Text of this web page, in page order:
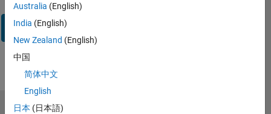
Iniciar
Australia (English)
India (English)
New Zealand (English)
中国
简体中文
English
日本 (日本語)